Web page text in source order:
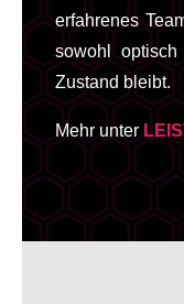
erfahrenes
sowohl
Zustand bleibt.
Mehr unter